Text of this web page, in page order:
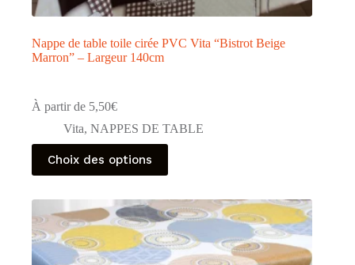
Nappe de table toile cirée PVC Vita “Bistrot Beige
Marron” – Largeur 140cm
À partir de 5,50€
Vita, NAPPES DE TABLE
Choix des options
Ce
produit
a
variations.
Les
options
peuvent